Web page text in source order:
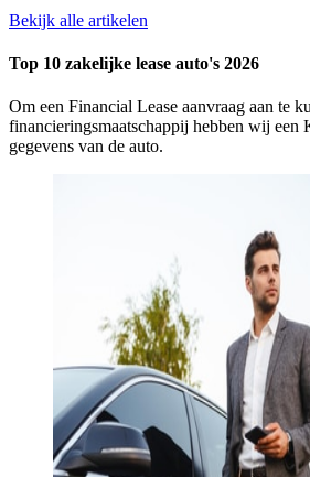
Bekijk alle artikelen
Top 10 zakelijke lease auto's 2026
Om een Financial Lease aanvraag aan te
financieringsmaatschappij hebben wij
gegevens van de auto.